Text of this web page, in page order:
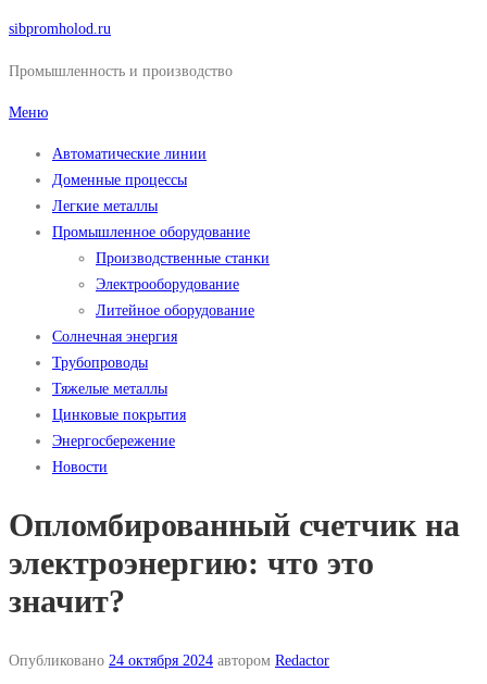
Перейти
содержимому
sibpromholod.ru
Промышленность и производство
Меню
Автоматические линии
Доменные процессы
Легкие металлы
Промышленное оборудование
Производственные станки
Электрооборудование
Литейное оборудование
Солнечная энергия
Трубопроводы
Тяжелые металлы
Цинковые покрытия
Энергосбережение
Новости
Опломбированный счетчик на
электроэнергию: что это
значит?
Опубликовано 24 октября 2024 автором Redactor